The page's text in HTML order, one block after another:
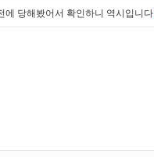
에 당해봤어서 확인하니 역시입니다